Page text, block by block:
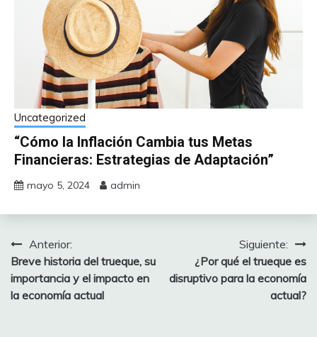
Uncategorized
“Cómo la Inflación Cambia tus Metas
Financieras: Estrategias de Adaptación”
mayo 5, 2024 admin
Navegación
de
entradas
Anterior:
Breve historia del trueque, su
importancia y el impacto en
la economía actual
Siguiente:
¿Por qué el trueque es
disruptivo para la economía
actual?